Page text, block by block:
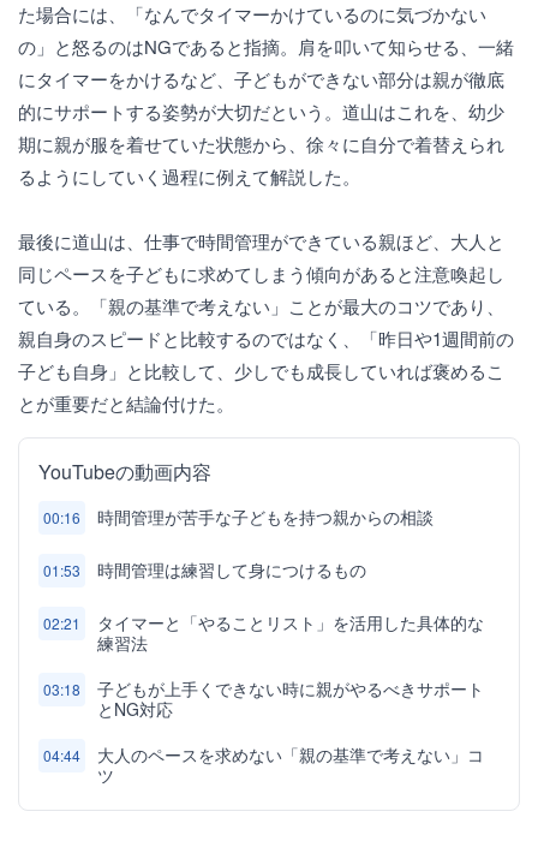
た場合には、「なんでタイマーかけているのに気づかない
の」と怒るのはNGであると指摘。肩を叩いて知らせる、一緒
にタイマーをかけるなど、子どもができない部分は親が徹底
的にサポートする姿勢が大切だという。道山はこれを、幼少
期に親が服を着せていた状態から、徐々に自分で着替えられ
るようにしていく過程に例えて解説した。
最後に道山は、仕事で時間管理ができている親ほど、大人と
同じペースを子どもに求めてしまう傾向があると注意喚起し
ている。「親の基準で考えない」ことが最大のコツであり、
親自身のスピードと比較するのではなく、「昨日や1週間前の
子ども自身」と比較して、少しでも成長していれば褒めるこ
とが重要だと結論付けた。
YouTubeの動画内容
00:16 時間管理が苦手な子どもを持つ親からの相談
01:53 時間管理は練習して身につけるもの
02:21
タイマーと「やることリスト」を活用した具体的な
練習法
03:18
子どもが上手くできない時に親がやるべきサポート
とNG対応
04:44
大人のペースを求めない「親の基準で考えない」コ
ツ